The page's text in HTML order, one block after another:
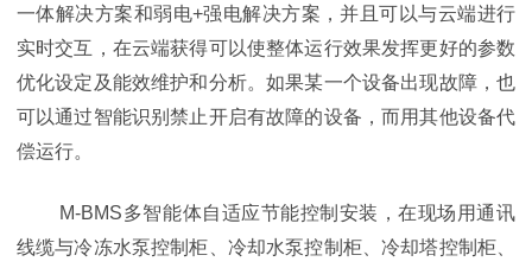
一体解决方案和弱电+强电解决方案，并且可以与云端进行
实时交互，在云端获得可以使整体运行效果发挥更好的参数
优化设定及能效维护和分析。如果某一个设备出现故障，也
可以通过智能识别禁止开启有故障的设备，而用其他设备代
偿运行。
M-BMS多智能体自适应节能控制安装，在现场用通讯
线缆与冷冻水泵控制柜、冷却水泵控制柜、冷却塔控制柜、